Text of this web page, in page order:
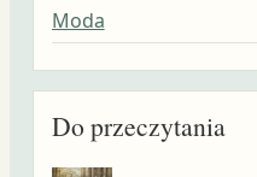
Moda
Do przeczytania